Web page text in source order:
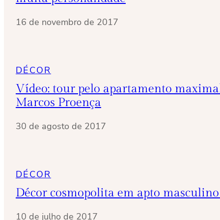
16 de novembro de 2017
DÉCOR
Vídeo: tour pelo apartamento
Marcos Proença
30 de agosto de 2017
DÉCOR
Décor cosmopolita em apto
10 de julho de 2017